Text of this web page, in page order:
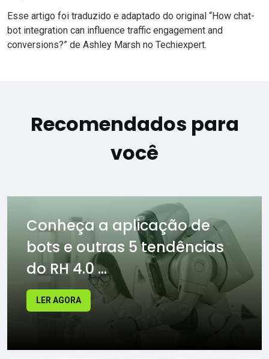
Esse artigo foi traduzido e adaptado do original “How chat-
bot integration can influence traffic engagement and
conversions?” de Ashley Marsh no Techiexpert.
Recomendados para
você
Conheça a aplicação de
bots e outras 5 tendências
do RH 4.0 ...
LER AGORA